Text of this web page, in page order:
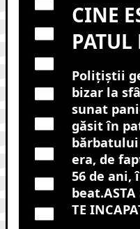
CINE
PATUL
Polițiștii
bizar la
sunat
găsit în
era, de
56 de ani,
beat.ASTA
TE